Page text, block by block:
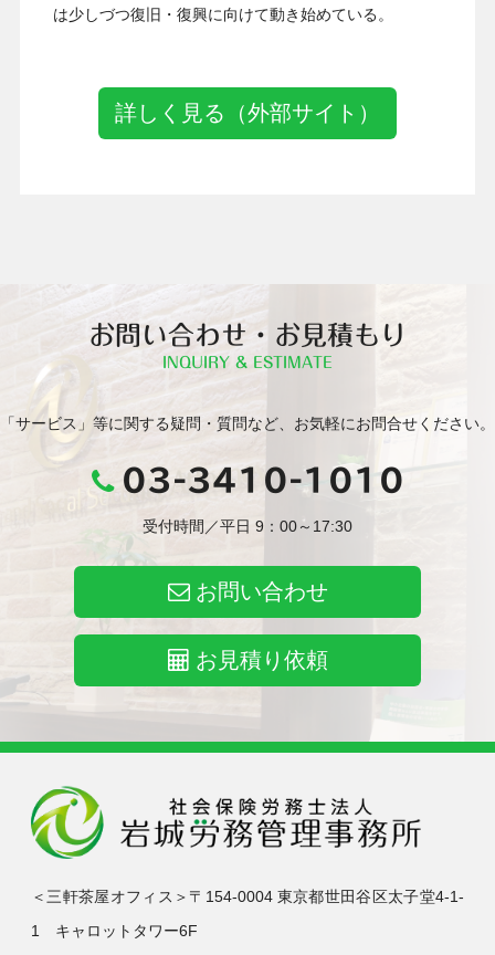
は少しづつ復旧・復興に向けて動き始めている。
詳しく見る（外部サイト）
お問い合わせ・お見積もり
INQUIRY & ESTIMATE
「サービス」等に関する疑問・質問など、お気軽にお問合せください。
03-3410-1010
受付時間／平日 9：00～17:30
お問い合わせ
お見積り依頼
＜三軒茶屋オフィス＞〒154-0004 東京都世田谷区太子堂4-1-
1 キャロットタワー6F